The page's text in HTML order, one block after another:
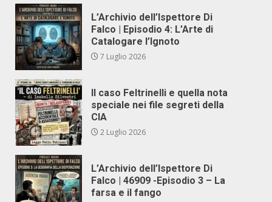
L’Archivio dell’Ispettore Di
Falco | Episodio 4: L’Arte di
Catalogare l’Ignoto
7 Luglio 2026
Il caso Feltrinelli e quella nota
speciale nei file segreti della
CIA
2 Luglio 2026
L’Archivio dell’Ispettore Di
Falco | 46909 -Episodio 3 – La
farsa e il fango